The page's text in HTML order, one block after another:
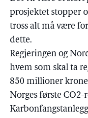
prosjektet stopper
tross alt må være
dette.
Regjeringen og
hvem som skal ta
850 millioner
Norges første